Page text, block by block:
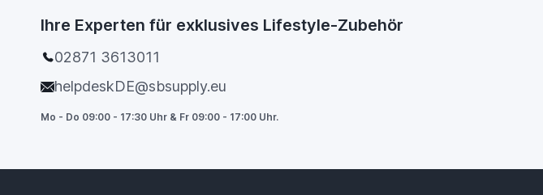
Ihre Experten für exklusives Lifestyle-Zubehör
02871 3613011
helpdeskDE@sbsupply.eu
Mo - Do 09:00 - 17:30 Uhr & Fr 09:00 - 17:00 Uhr.